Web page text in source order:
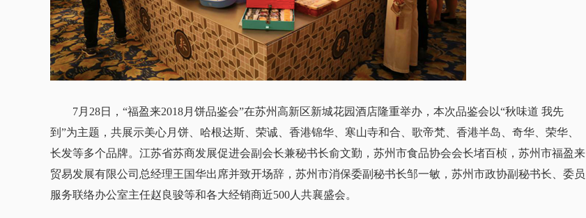
7月28日，“福盈来2018月饼品鉴会”在苏州高新区新城花园酒店隆重举办，本次品鉴会以“秋味道 我先
到”为主题，共展示美心月饼、哈根达斯、荣诚、香港锦华、寒山寺和合、歌帝梵、香港半岛、奇华、荣华、
长发等多个品牌。江苏省苏商发展促进会副会长兼秘书长俞文勤，苏州市食品协会会长堵百桢，苏州市福盈来
贸易发展有限公司总经理王国华出席并致开场辞，苏州市消保委副秘书长邹一敏，苏州市政协副秘书长、委员
服务联络办公室主任赵良骏等和各大经销商近500人共襄盛会。